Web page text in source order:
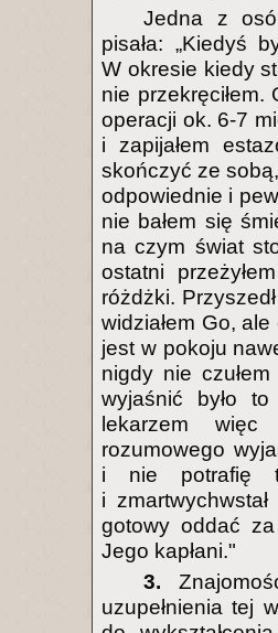
Jedna z
pisała: „Kiedyś
W okresie kiedy
nie przekręciłem.
operacji ok. 6-7
i zapijałem
skończyć ze
odpowiednie i
nie bałem się
na czym świat
ostatni
różdżki.
widziałem Go,
jest w pokoju
nigdy nie
wyjaśnić było
lekarzem więc
rozumowego
i nie potrafię
i
gotowy oddać
Jego kapłani."
3.
uzupełnienia tej